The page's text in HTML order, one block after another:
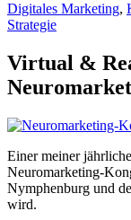
Digitales Marketing,
Strategie
Virtual &
Einer meiner
Neuromarketing-
Nymphenburg und
wird.